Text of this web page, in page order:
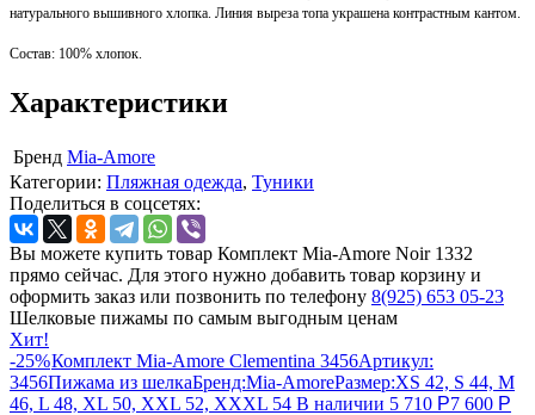
натурального вышивного хлопка. Линия выреза топа украшена контрастным кантом.
Состав: 100% хлопок.
Характеристики
Бренд Mia-Amore
Категории: Пляжная одежда, Туники
Поделиться в соцсетях:
Вы можете купить товар Комплект Mia-Amore Noir 1332
прямо сейчас. Для этого нужно добавить товар корзину и
оформить заказ или позвонить по телефону 8(925) 653 05-23
Шелковые пижамы по самым выгодным ценам
Хит!
-25%Комплект Mia-Amore Clementina 3456Артикул:
3456Пижама из шелкаБренд:Mia-AmoreРазмер:XS 42, S 44, M
46, L 48, XL 50, XXL 52, XXXL 54 В наличии 5 710 Р7 600 Р